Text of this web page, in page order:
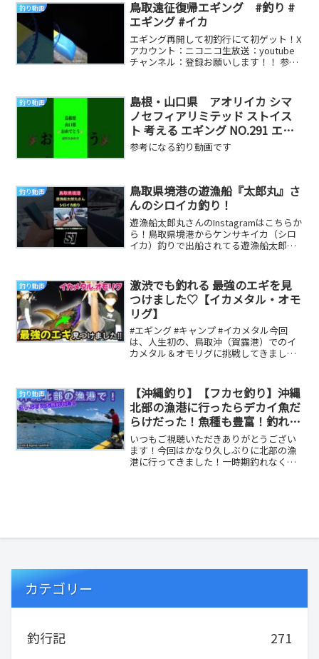
釣り動画
鳥取遠征復帰エギング #釣り #
エギング #イカ
エギング再開して初釣行にて初ゲット！X
アカウント：ニコニコ生放送：youtube
チャンネル：登録お願いします！！ 参考
釣り動画
島根・山口県 アオリイカ シマ
ノセフィアリミテッド ストイス
ト 考える エギング NO.291 エギ
ダイワ イグジスト ロッド ショー
参考になる釣り動画です
釣り動画
鳥取県境港の遊漁船『太郎丸』さ
んのシロイカ釣り！
遊漁船太郎丸さんのInstagramはこちらか
ら！鳥取県境港からケンサキイカ（シロ
イカ）釣りで出船されてる遊漁船太郎丸
釣り動画
激渋でも釣れる 最強のエギを見
つけました♡【イカメタル・オモ
リグ】
#エギング #キャンプ #イカメタル今回
は、人生初の、鳥取沖（賀露港）でのイ
カメタル＆オモリグに挑戦してきました
釣り動画
【沖縄釣り】【フカセ釣り】沖縄
北部の漁港に行ったらデカイ魚だ
らけだった！魚種も豊富！釣れる
かはあなた次第！(笑)
いつもご視聴いただきありがとうござい
ます！今回はかなり久しぶりに北部の漁
港に行ってきました！一時期釣れなくな
カテゴリー
釣行記
271